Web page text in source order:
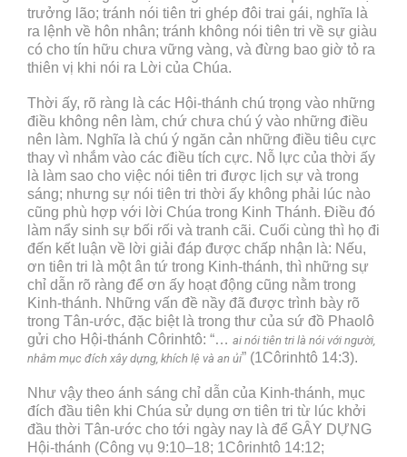
trưởng lão; tránh nói tiên tri ghép đôi trai gái, nghĩa là
ra lệnh về hôn nhân; tránh không nói tiên tri về sự giàu
có cho tín hữu chưa vững vàng, và đừng bao giờ tỏ ra
thiên vị khi nói ra Lời của Chúa.
Thời ấy, rõ ràng là các Hội-thánh chú trọng vào những
điều không nên làm, chứ chưa chú ý vào những điều
nên làm. Nghĩa là chú ý ngăn cản những điều tiêu cực
thay vì nhắm vào các điều tích cực. Nỗ lực của thời ấy
là làm sao cho việc nói tiên tri được lịch sự và trong
sáng; nhưng sự nói tiên tri thời ấy không phải lúc nào
cũng phù hợp với lời Chúa trong Kinh Thánh. Điều đó
làm nẩy sinh sự bối rối và tranh cãi. Cuối cùng thì họ đi
đến kết luận về lời giải đáp được chấp nhận là: Nếu,
ơn tiên tri là một ân tứ trong Kinh-thánh, thì những sự
chỉ dẫn rõ ràng để ơn ấy hoạt động cũng nằm trong
Kinh-thánh. Những vấn đề nầy đã được trình bày rõ
trong Tân-ước, đặc biệt là trong thư của sứ đồ Phaolô
gửi cho Hội-thánh Côrinhtô: “… ai nói tiên tri là nói với người,
nhằm mục đích xây dựng, khích lệ và an ủi” (1Côrinhtô 14:3).
Như vậy theo ánh sáng chỉ dẫn của Kinh-thánh, mục
đích đầu tiên khi Chúa sử dụng ơn tiên tri từ lúc khởi
đầu thời Tân-ước cho tới ngày nay là để GÂY DỰNG
Hội-thánh (Công vụ 9:10–18; 1Côrinhtô 14:12;